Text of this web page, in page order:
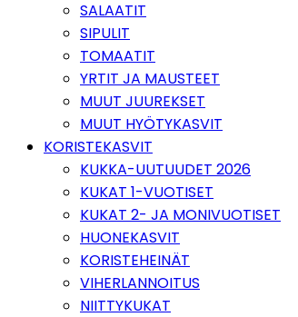
SALAATIT
SIPULIT
TOMAATIT
YRTIT JA MAUSTEET
MUUT JUUREKSET
MUUT HYÖTYKASVIT
KORISTEKASVIT
KUKKA-UUTUUDET 2026
KUKAT 1-VUOTISET
KUKAT 2- JA MONIVUOTISET
HUONEKASVIT
KORISTEHEINÄT
VIHERLANNOITUS
NIITTYKUKAT